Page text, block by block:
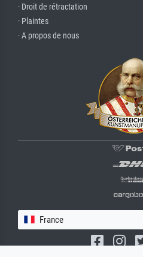
· Droit de rétractation
· Plaintes
· A propos de nous
France